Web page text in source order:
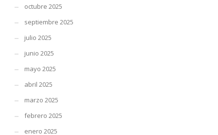
octubre 2025
septiembre 2025
julio 2025
junio 2025
mayo 2025
abril 2025
marzo 2025
febrero 2025
enero 2025